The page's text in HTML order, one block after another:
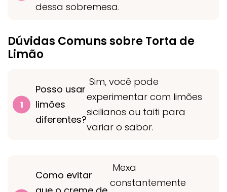
dessa sobremesa.
Dúvidas Comuns sobre Torta de
Limão
Posso usar
limões
diferentes?
Sim, você pode
experimentar com limões
sicilianos ou taiti para
variar o sabor.
Como evitar
Mexa
constantemente